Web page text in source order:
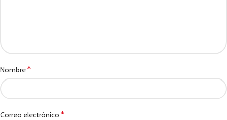
Nombre*
Correo electrónico *